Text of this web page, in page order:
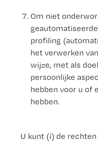
Om niet
profiling
het verwerken
wijze, met als
persoonlijke
hebben voor u of
hebben.
U kunt (i) de